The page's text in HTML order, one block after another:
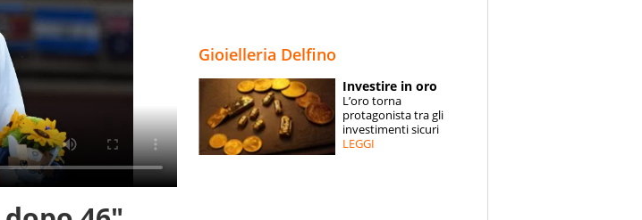
ESPERTI
CONTATTI
Gioielleria Delfino
Investire in oro
L’oro torna
protagonista tra gli
investimenti sicuri
LEGGI